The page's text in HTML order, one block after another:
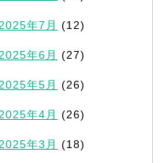
2025年7月 (12)
2025年6月 (27)
2025年5月 (26)
2025年4月 (26)
2025年3月 (18)